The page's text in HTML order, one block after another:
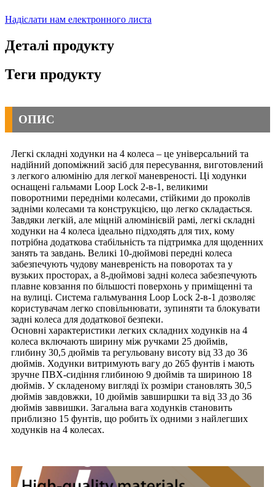
Надіслати нам електронного листа
Деталі продукту
Теги продукту
ОПИС
Легкі складні ходунки на 4 колеса – це універсальний та
надійний допоміжний засіб для пересування, виготовлений
з легкого алюмінію для легкої маневреності. Ці ходунки
оснащені гальмами Loop Lock 2-в-1, великими
поворотними передніми колесами, стійкими до проколів
задніми колесами та конструкцією, що легко складається.
Завдяки легкій, але міцній алюмінієвій рамі, легкі складні
ходунки на 4 колеса ідеально підходять для тих, кому
потрібна додаткова стабільність та підтримка для щоденних
занять та завдань. Великі 10-дюймові передні колеса
забезпечують чудову маневреність на поворотах та у
вузьких просторах, а 8-дюймові задні колеса забезпечують
плавне ковзання по більшості поверхонь у приміщенні та
на вулиці. Система гальмування Loop Lock 2-в-1 дозволяє
користувачам легко сповільнювати, зупиняти та блокувати
задні колеса для додаткової безпеки.
Основні характеристики легких складних ходунків на 4
колеса включають ширину між ручками 25 дюймів,
глибину 30,5 дюймів та регульовану висоту від 33 до 36
дюймів. Ходунки витримують вагу до 265 фунтів і мають
зручне ПВХ-сидіння глибиною 9 дюймів та шириною 18
дюймів. У складеному вигляді їх розміри становлять 30,5
дюймів завдовжки, 10 дюймів завширшки та від 33 до 36
дюймів заввишки. Загальна вага ходунків становить
приблизно 15 фунтів, що робить їх одними з найлегших
ходунків на 4 колесах.